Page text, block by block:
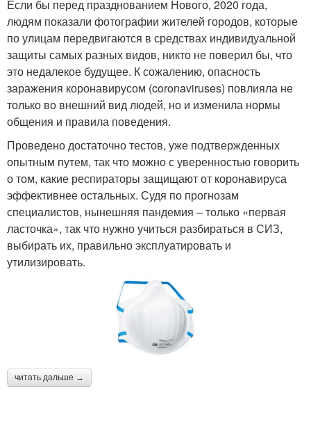
Если бы перед празднованием Нового, 2020 года,
людям показали фотографии жителей городов, которые
по улицам передвигаются в средствах индивидуальной
защиты самых разных видов, никто не поверил бы, что
это недалекое будущее. К сожалению, опасность
заражения коронавирусом (coronaviruses) повлияла не
только во внешний вид людей, но и изменила нормы
общения и правила поведения.
Проведено достаточно тестов, уже подтвержденных
опытным путем, так что можно с уверенностью говорить
о том, какие респираторы защищают от коронавируса
эффективнее остальных. Судя по прогнозам
специалистов, нынешняя пандемия – только «первая
ласточка», так что нужно учиться разбираться в СИЗ,
выбирать их, правильно эксплуатировать и
утилизировать.
читать дальше →